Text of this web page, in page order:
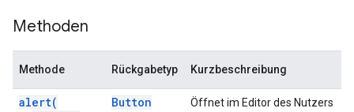
Methoden
Methode Rückgabetyp Kurzbeschreibung
alert(
Button
Öffnet im Editor des Nutzers